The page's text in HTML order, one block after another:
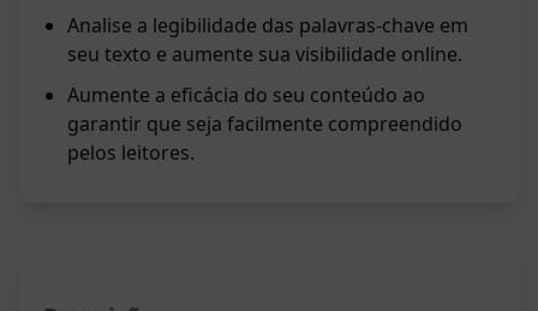
Analise a legibilidade das palavras-chave em
seu texto e aumente sua visibilidade online.
Aumente a eficácia do seu conteúdo ao
garantir que seja facilmente compreendido
pelos leitores.